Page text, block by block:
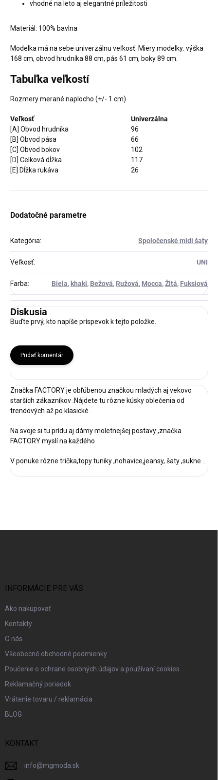
vhodné na leto aj elegantné príležitosti
Materiál: 100% bavlna
Modelka má na sebe univerzálnu veľkosť. Miery modelky: výška
168 cm, obvod hrudníka 88 cm, pás 61 cm, boky 89 cm.
Tabuľka veľkostí
Rozmery merané naplocho (+/- 1 cm)
Veľkosť
Univerzálna
[A] Obvod hrudníka
96
[B] Obvod pása
66
[C] Obvod bokov
102
[D] Celková dĺžka
117
[E] Dĺžka rukáva
26
Dodatočné parametre
Kategória: Spoločenské midi šaty
Veľkosť: UNI
Farba: Biela, khaki, Bežová, Ružová, Mocca,Žltá, Fuksiová
Diskusia
Buďte prvý, kto napíše príspevok k tejto položke.
Pridať komentár
Značka FACTORY je obľúbenou značkou mladých aj vekovo
starších zákazníkov .Nájdete tu rôzne kúsky oblečenia od
trendových až po klasické.
Na svoje si tu prídu aj dámy moletnejšej postavy ,značka
FACTORY myslí na každého
V ponuke rôzne trička,topy tuniky ,nohavice,jeansy, šaty ,sukne ...
INFORMÁCIE PRE VÁS
Ako nakupovať
Kontakty
O nás
Všeobecné obchodné podmienky
Poučenie o ochrane osobných údajov a používaní cookies
Reklamačný poriadok
Vrátenie tovaru / reklamácia
BLOG
KONTAKT
info@mgmoda.sk